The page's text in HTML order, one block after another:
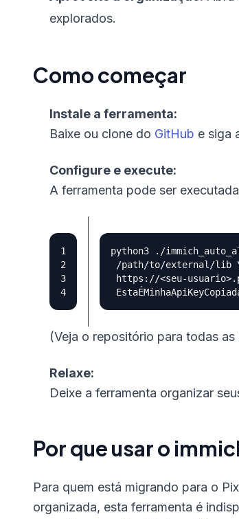
explorados.
Como começar
Instale a ferramenta:
Baixe ou clone do GitHub e siga
Configure e execute:
A ferramenta pode ser
python3 ./
/path/to/external/lib
https://<seu-
(Veja o repositório para todas
Relaxe:
Deixe a ferramenta organizar
Por que usar o
Para quem está migrando para o
organizada, esta ferramenta é